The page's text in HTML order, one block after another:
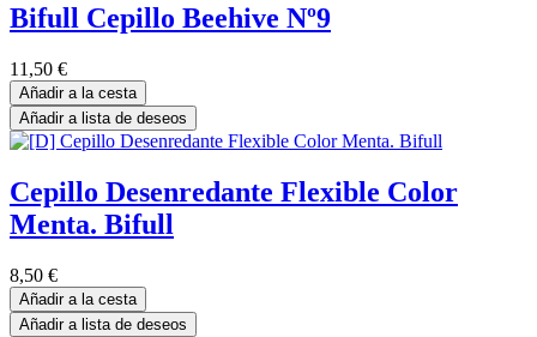
Bifull Cepillo Beehive Nº9
11,50 €
Añadir a la cesta
Añadir a lista de deseos
Cepillo Desenredante Flexible Color
Menta. Bifull
8,50 €
Añadir a la cesta
Añadir a lista de deseos